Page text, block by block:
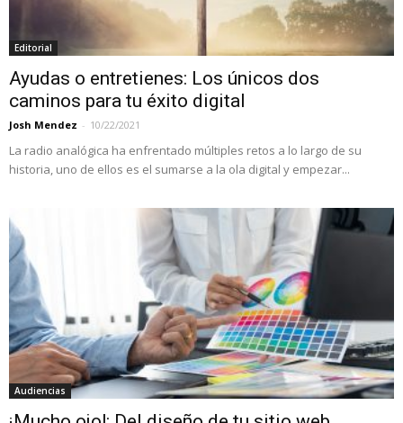
Editorial
Ayudas o entretienes: Los únicos dos
caminos para tu éxito digital
Josh Mendez - 10/22/2021
La radio analógica ha enfrentado múltiples retos a lo largo de su
historia, uno de ellos es el sumarse a la ola digital y empezar...
Audiencias